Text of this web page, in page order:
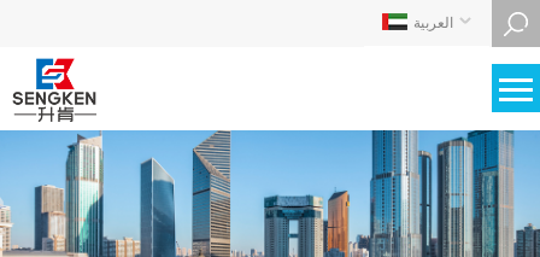
العربية